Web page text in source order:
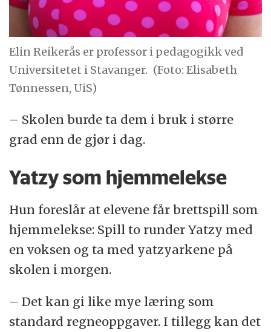
Elin Reikerås er professor i pedagogikk ved
Universitetet i Stavanger. (Foto: Elisabeth
Tønnessen, UiS)
– Skolen burde ta dem i bruk i større
grad enn de gjør i dag.
Yatzy som hjemmelekse
Hun foreslår at elevene får brettspill som
hjemmelekse: Spill to runder Yatzy med
en voksen og ta med yatzyarkene på
skolen i morgen.
– Det kan gi like mye læring som
standard regneoppgaver. I tillegg kan det